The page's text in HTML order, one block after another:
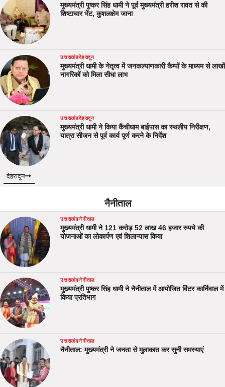
मुख्यमंत्री पुष्कर सिंह धामी ने पूर्व मुख्यमंत्री हरीश रावत से की
शिष्टाचार भेंट, कुशलक्षेम जाना
उत्तराखंडदेहरादून
मुख्यमंत्री धामी के नेतृत्व में जनकल्याणकारी कैम्पों के माध्यम से लाखों
नागरिकों को मिला सीधा लाभ
उत्तराखंडदेहरादून
मुख्यमंत्री धामी ने किया कैंचीधाम बाईपास का स्थलीय निरीक्षण,
यात्रा सीजन से पूर्व कार्य पूर्ण करने के निर्देश
देहरादून
नैनीताल
उत्तराखंडनैनीताल
मुख्यमंत्री धामी ने 121 करोड़ 52 लाख 46 हजार रुपये की
योजनाओं का लोकार्पण एवं शिलान्यास किया
उत्तराखंडनैनीताल
मुख्यमंत्री पुष्कर सिंह धामी ने नैनीताल में आयोजित विंटर कार्निवाल में
किया प्रतिभाग
उत्तराखंडनैनीताल
नैनीताल: मुख्यमंत्री ने जनता से मुलाकात कर सुनी समस्याएं